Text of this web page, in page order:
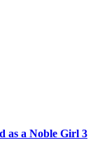
as a Noble Girl 3